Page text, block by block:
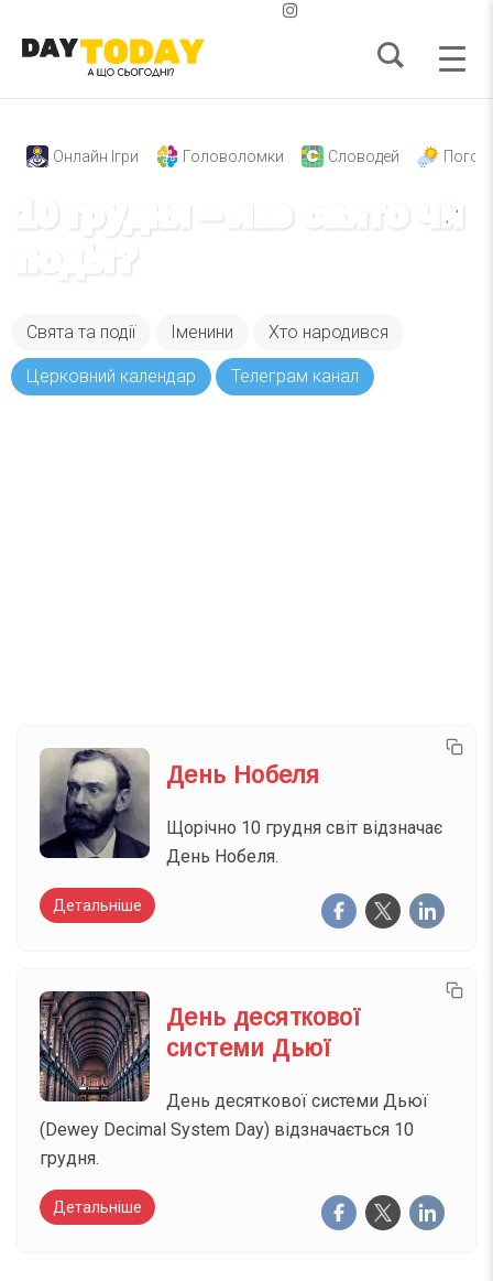
Онлайн Ігри Головоломки Словодей
10 грудня – яке свято чи
подія?
Свята та події Іменини Хто народився
Церковний календар Телеграм канал
День Нобеля
Щорічно 10 грудня світ відзначає
День Нобеля.
Детальніше
День десяткової
системи Дьюї
День десяткової системи Дьюї
(Dewey Decimal System Day) відзначається 10
грудня.
Детальніше